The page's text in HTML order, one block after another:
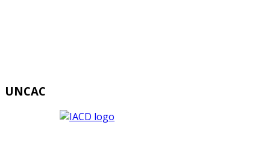
UNCAC